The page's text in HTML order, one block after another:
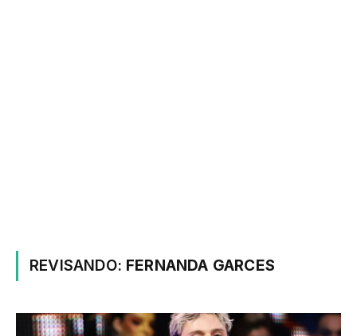
REVISANDO: FERNANDA GARCES